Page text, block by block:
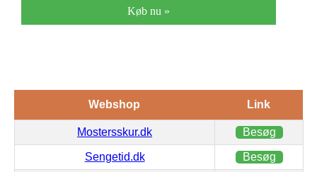
Køb nu »
Webshop Link
Mostersskur.dk Besøg
Sengetid.dk Besøg